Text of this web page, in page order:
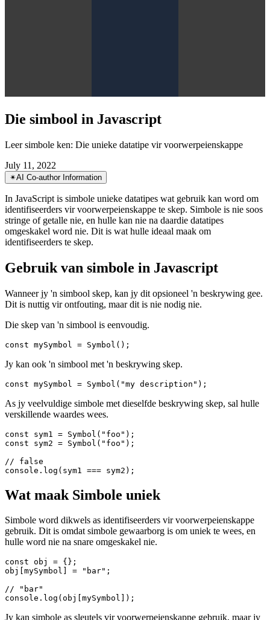
Die simbool in Javascript
July 11, 2022
✴︎AI Co-author Information
In JavaScript is simbole unieke datatipes wat gebruik kan word om
stringe of getalle nie, en hulle kan nie na daardie datatipes
omgeskakel word nie. Dit is wat hulle ideaal maak om
Gebruik van simbole in Javascript
Dit is nuttig vir ontfouting, maar dit is nie nodig nie.
Die skep van 'n simbool is eenvoudig.
Jy kan ook 'n simbool met 'n beskrywing skep.
As jy veelvuldige simbole met dieselfde beskrywing skep, sal hulle
verskillende waardes wees.
const sym1 = Symbol("foo");
Wat maak Simbole uniek
Simbole word dikwels as identifiseerders vir voorwerpeienskappe
gebruik. Dit is omdat simbole gewaarborg is om uniek te wees, en
hulle word nie na snare omgeskakel nie.
const obj = {};
obj[mySymbol] = "bar";